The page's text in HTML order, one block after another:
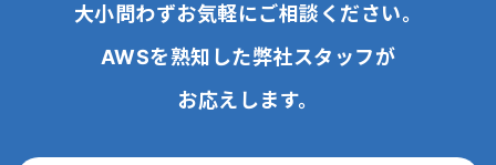
大小問わずお気軽にご相談ください。
AWSを熟知した弊社スタッフが
お応えします。